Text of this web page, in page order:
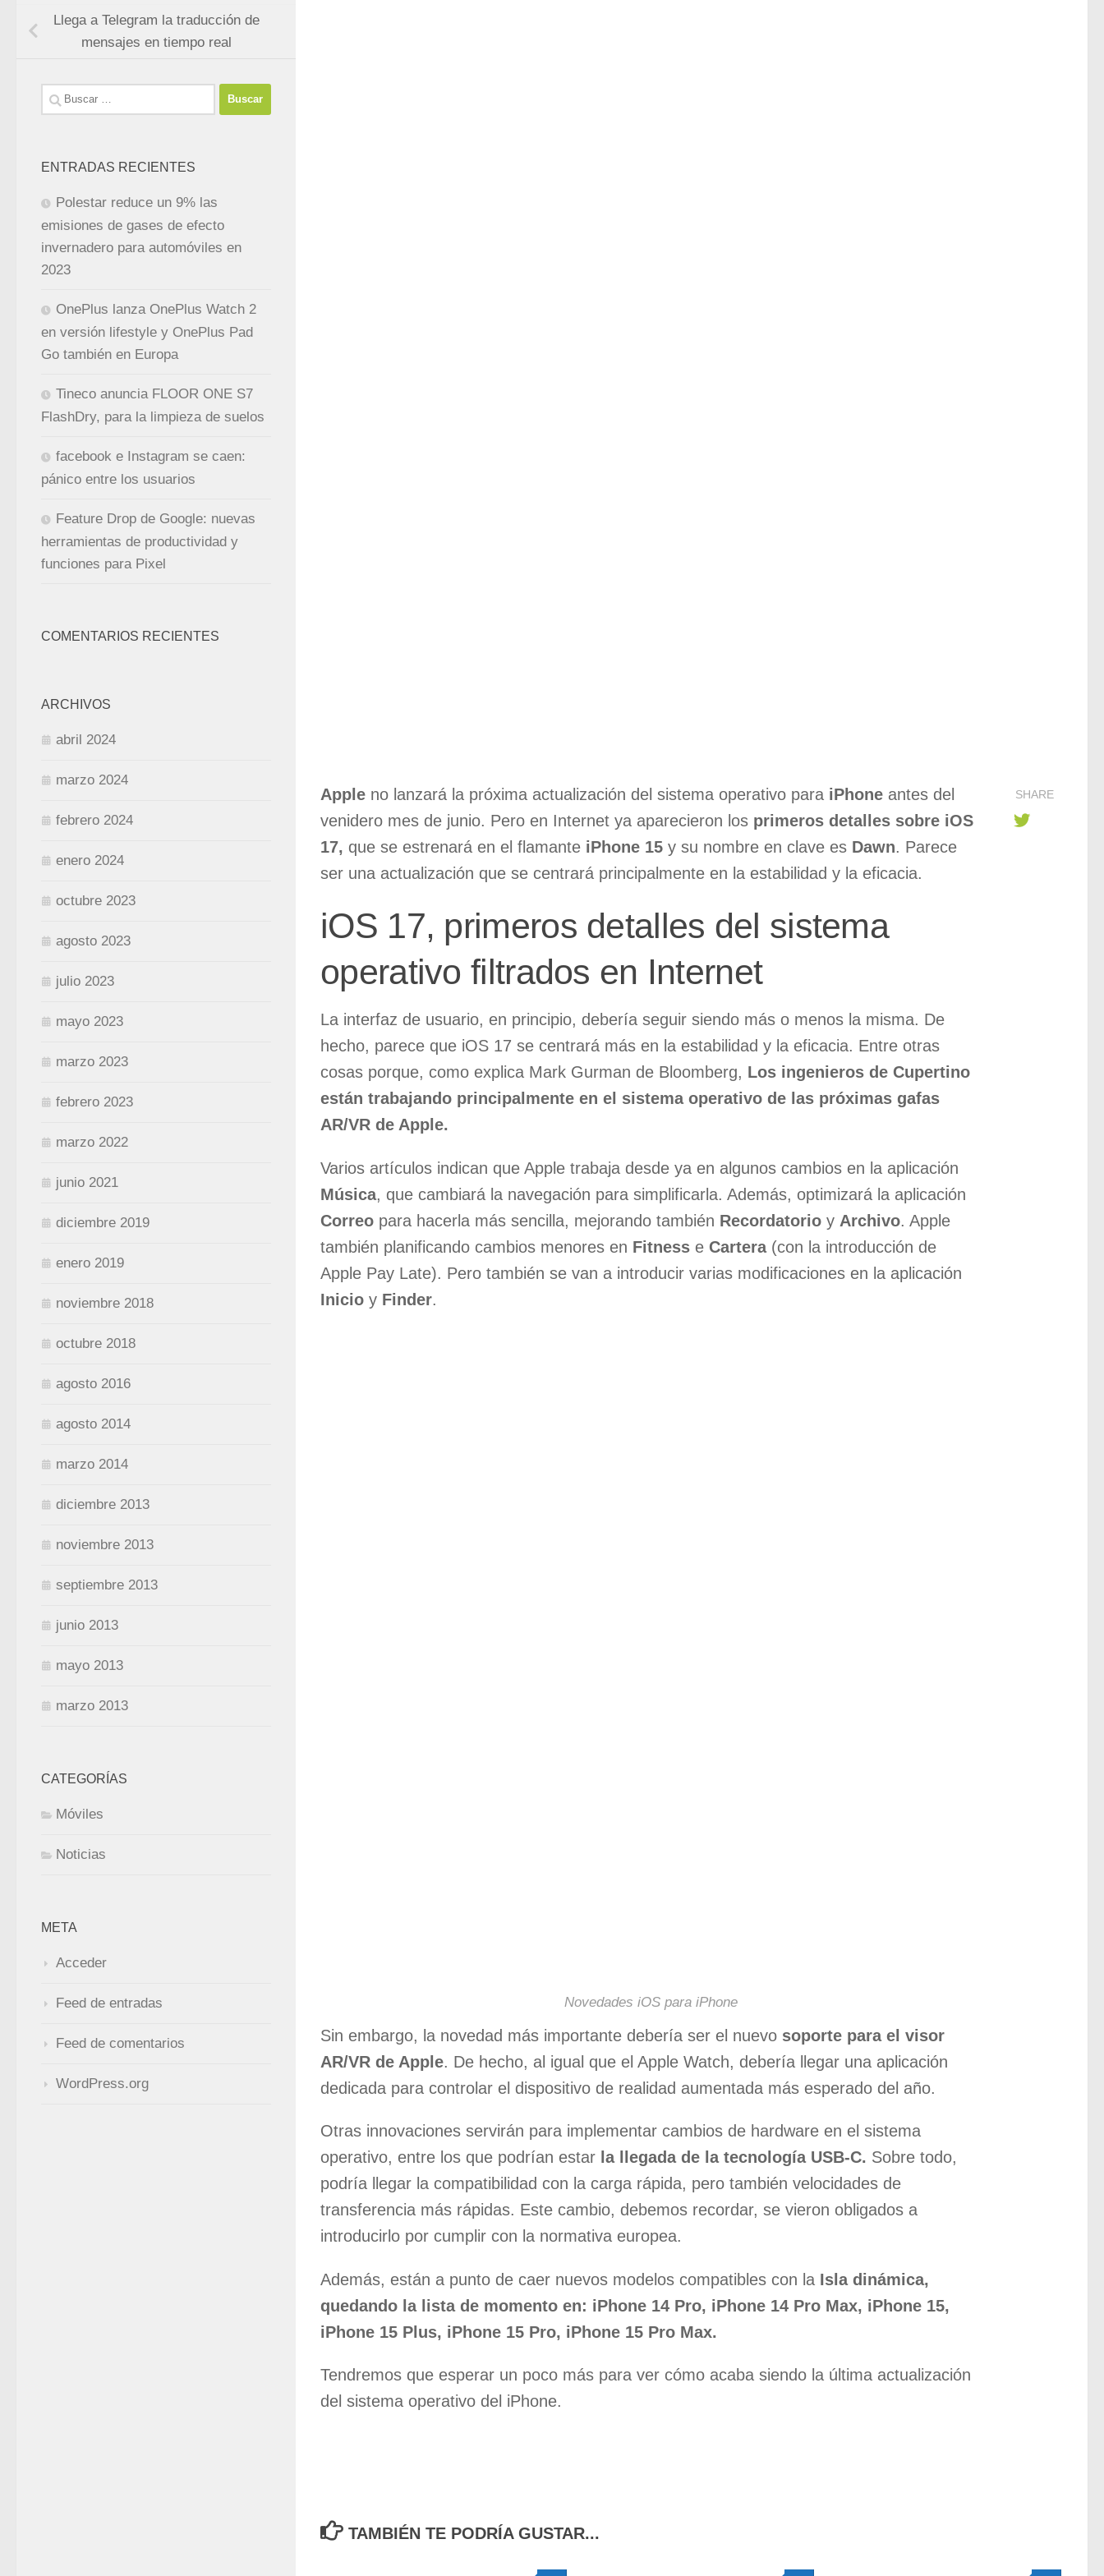
Apple no lanzará la próxima actualización del sistema operativo para iPhone antes del
venidero mes de junio. Pero en Internet ya aparecieron los primeros detalles sobre iOS
17, que se estrenará en el flamante iPhone 15 y su nombre en clave es Dawn. Parece
ser una actualización que se centrará principalmente en la estabilidad y la eficacia.
iOS 17, primeros detalles del sistema
operativo filtrados en Internet
La interfaz de usuario, en principio, debería seguir siendo más o menos la misma. De
hecho, parece que iOS 17 se centrará más en la estabilidad y la eficacia. Entre otras
cosas porque, como explica Mark Gurman de Bloomberg, Los ingenieros de Cupertino
están trabajando principalmente en el sistema operativo de las próximas gafas
AR/VR de Apple.
Varios artículos indican que Apple trabaja desde ya en algunos cambios en la aplicación
Música, que cambiará la navegación para simplificarla. Además, optimizará la aplicación
Correo para hacerla más sencilla, mejorando también Recordatorio y Archivo. Apple
también planificando cambios menores en Fitness e Cartera (con la introducción de
Apple Pay Late). Pero también se van a introducir varias modificaciones en la aplicación
Inicio y Finder.
Novedades iOS para iPhone
Sin embargo, la novedad más importante debería ser el nuevo soporte para el visor
AR/VR de Apple. De hecho, al igual que el Apple Watch, debería llegar una aplicación
dedicada para controlar el dispositivo de realidad aumentada más esperado del año.
Otras innovaciones servirán para implementar cambios de hardware en el sistema
operativo, entre los que podrían estar la llegada de la tecnología USB-C. Sobre todo,
podría llegar la compatibilidad con la carga rápida, pero también velocidades de
transferencia más rápidas. Este cambio, debemos recordar, se vieron obligados a
introducirlo por cumplir con la normativa europea.
Además, están a punto de caer nuevos modelos compatibles con la Isla dinámica,
quedando la lista de momento en: iPhone 14 Pro, iPhone 14 Pro Max, iPhone 15,
iPhone 15 Plus, iPhone 15 Pro, iPhone 15 Pro Max.
Tendremos que esperar un poco más para ver cómo acaba siendo la última actualización
del sistema operativo del iPhone.
SHARE
TAMBIÉN TE PODRÍA GUSTAR...
Llega a Telegram la traducción de
mensajes en tiempo real
Buscar:
ENTRADAS RECIENTES
Polestar reduce un 9% las
emisiones de gases de efecto
invernadero para automóviles en
2023
OnePlus lanza OnePlus Watch 2
en versión lifestyle y OnePlus Pad
Go también en Europa
Tineco anuncia FLOOR ONE S7
FlashDry, para la limpieza de suelos
facebook e Instagram se caen:
pánico entre los usuarios
Feature Drop de Google: nuevas
herramientas de productividad y
funciones para Pixel
COMENTARIOS RECIENTES
ARCHIVOS
abril 2024
marzo 2024
febrero 2024
enero 2024
octubre 2023
agosto 2023
julio 2023
mayo 2023
marzo 2023
febrero 2023
marzo 2022
junio 2021
diciembre 2019
enero 2019
noviembre 2018
octubre 2018
agosto 2016
agosto 2014
marzo 2014
diciembre 2013
noviembre 2013
septiembre 2013
junio 2013
mayo 2013
marzo 2013
CATEGORÍAS
Móviles
Noticias
META
Acceder
Feed de entradas
Feed de comentarios
WordPress.org